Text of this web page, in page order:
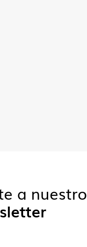
a nuestro